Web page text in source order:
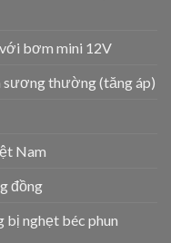
bơm mini 12V
sương thường (tăng áp)
Nam
đồng
bị nghẹt béc phun